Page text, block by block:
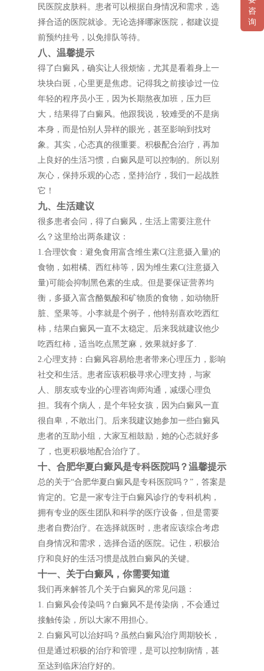
民医院皮肤科。患者可以根据自身情况和需求，选
择合适的医院就诊。无论选择哪家医院，都建议提
前预约挂号，以免排队等待。
八、温馨提示
得了白癜风，确实让人很烦恼，尤其是看着身上一
块块白斑，心里更是焦虑。记得我之前接诊过一位
年轻的程序员小王，因为长期熬夜加班，压力巨
大，结果得了白癜风。他跟我说，较难受的不是病
本身，而是怕别人异样的眼光，甚至影响到找对
象。其实，心态真的很重要。积极配合治疗，再加
上良好的生活习惯，白癜风是可以控制的。所以别
灰心，保持乐观的心态，坚持治疗，我们一起战胜
它！
九、生活建议
很多患者会问，得了白癜风，生活上需要注意什
么？这里给出两条建议：
1.合理饮食：避免食用富含维生素C(注意摄入量)的
食物，如柑橘、西红柿等，因为维生素C(注意摄入
量)可能会抑制黑色素的生成。但是要保证营养均
衡，多摄入富含酪氨酸和矿物质的食物，如动物肝
脏、坚果等。小李就是个例子，他特别喜欢吃西红
柿，结果白癜风一直不太稳定。后来我就建议他少
吃西红柿，适当吃点黑芝麻，效果就好多了.
2.心理支持：白癜风容易给患者带来心理压力，影响
社交和生活。患者应该积极寻求心理支持，与家
人、朋友或专业的心理咨询师沟通，减缓心理负
担。我有个病人，是个年轻女孩，因为白癜风一直
很自卑，不敢出门。后来我建议她参加一些白癜风
患者的互助小组，大家互相鼓励，她的心态就好多
了，也更积极地配合治疗了。
十、合肥华夏白癜风是专科医院吗？温馨提示
总的关于“合肥华夏白癜风是专科医院吗？”，答案是
肯定的。它是一家专注于白癜风诊疗的专科机构，
拥有专业的医生团队和科学的医疗设备，但是需要
患者自费治疗。在选择就医时，患者应该综合考虑
自身情况和需求，选择合适的医院。记住，积极治
疗和良好的生活习惯是战胜白癜风的关键。
十一、关于白癜风，你需要知道
我们再来解答几个关于白癜风的常见问题：
1. 白癜风会传染吗？白癜风不是传染病，不会通过
接触传染，所以大家不用担心。
2. 白癜风可以治好吗？虽然白癜风治疗周期较长，
但是通过积极的治疗和管理，是可以控制病情，甚
至达到临床治疗好的。
咨
询